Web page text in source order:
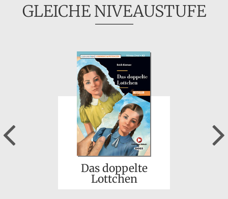
GLEICHE NIVEAUSTUFE
Das doppelte
Lottchen
Previous